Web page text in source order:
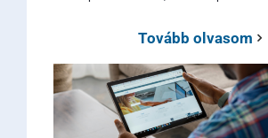
Tovább olvasom